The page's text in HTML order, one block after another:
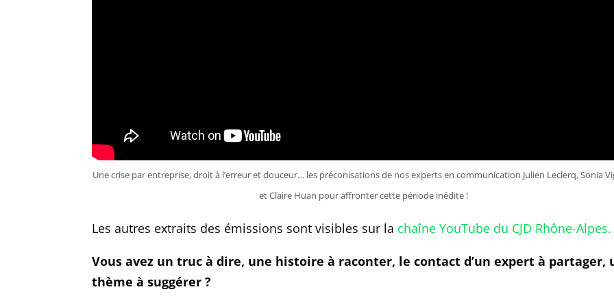
Une crise par entreprise, droit à l’erreur et douceur… les préconisations de nos experts en communication Julien Leclerq, Sonia
et Claire Huan pour affronter cette période inédite !
Les autres extraits des émissions sont visibles sur la chaîne YouTube du CJD Rhône-Alpes.
Vous avez un truc à dire, une histoire à raconter, le contact d’un expert à partager,
thème à suggérer ?